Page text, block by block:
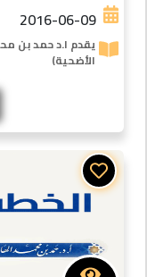
2016-06-09
يقدم ا.د حمد بن
الأضحية)